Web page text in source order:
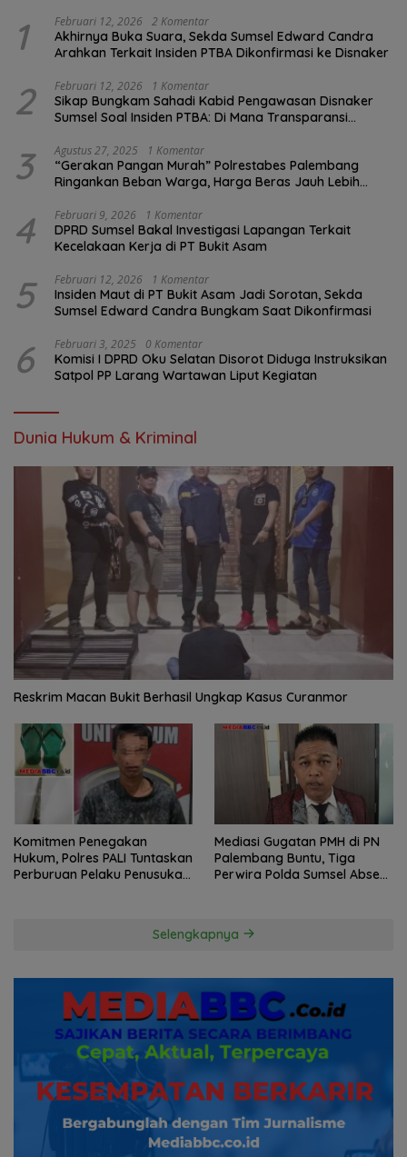
1 Februari 12, 2026 2 Komentar
Akhirnya Buka Suara, Sekda Sumsel Edward Candra
Arahkan Terkait Insiden PTBA Dikonfirmasi ke Disnaker
2 Februari 12, 2026 1 Komentar
Sikap Bungkam Sahadi Kabid Pengawasan Disnaker
Sumsel Soal Insiden PTBA: Di Mana Transparansi
3 Agustus 27, 2025 1 Komentar
“Gerakan Pangan Murah” Polrestabes Palembang
Ringankan Beban Warga, Harga Beras Jauh Lebih
4 Februari 9, 2026 1 Komentar
DPRD Sumsel Bakal Investigasi Lapangan Terkait
Kecelakaan Kerja di PT Bukit Asam
5 Februari 12, 2026 1 Komentar
Insiden Maut di PT Bukit Asam Jadi Sorotan, Sekda
Sumsel Edward Candra Bungkam Saat Dikonfirmasi
6 Februari 3, 2025 0 Komentar
Komisi I DPRD Oku Selatan Disorot Diduga Instruksikan
Satpol PP Larang Wartawan Liput Kegiatan
Dunia Hukum & Kriminal
Reskrim Macan Bukit Berhasil Ungkap Kasus Curanmor
Komitmen Penegakan
Hukum, Polres PALI Tuntaskan
Perburuan Pelaku Penusukan
Mediasi Gugatan PMH di PN
Palembang Buntu, Tiga
Perwira Polda Sumsel Absen,
Selengkapnya